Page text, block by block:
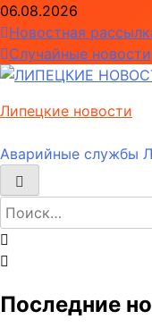
Перейти
к
содержимому
06.08.2026
Новостная
Случайные новости
Липецкие новости
Аварийные службы
Найти:
Последние